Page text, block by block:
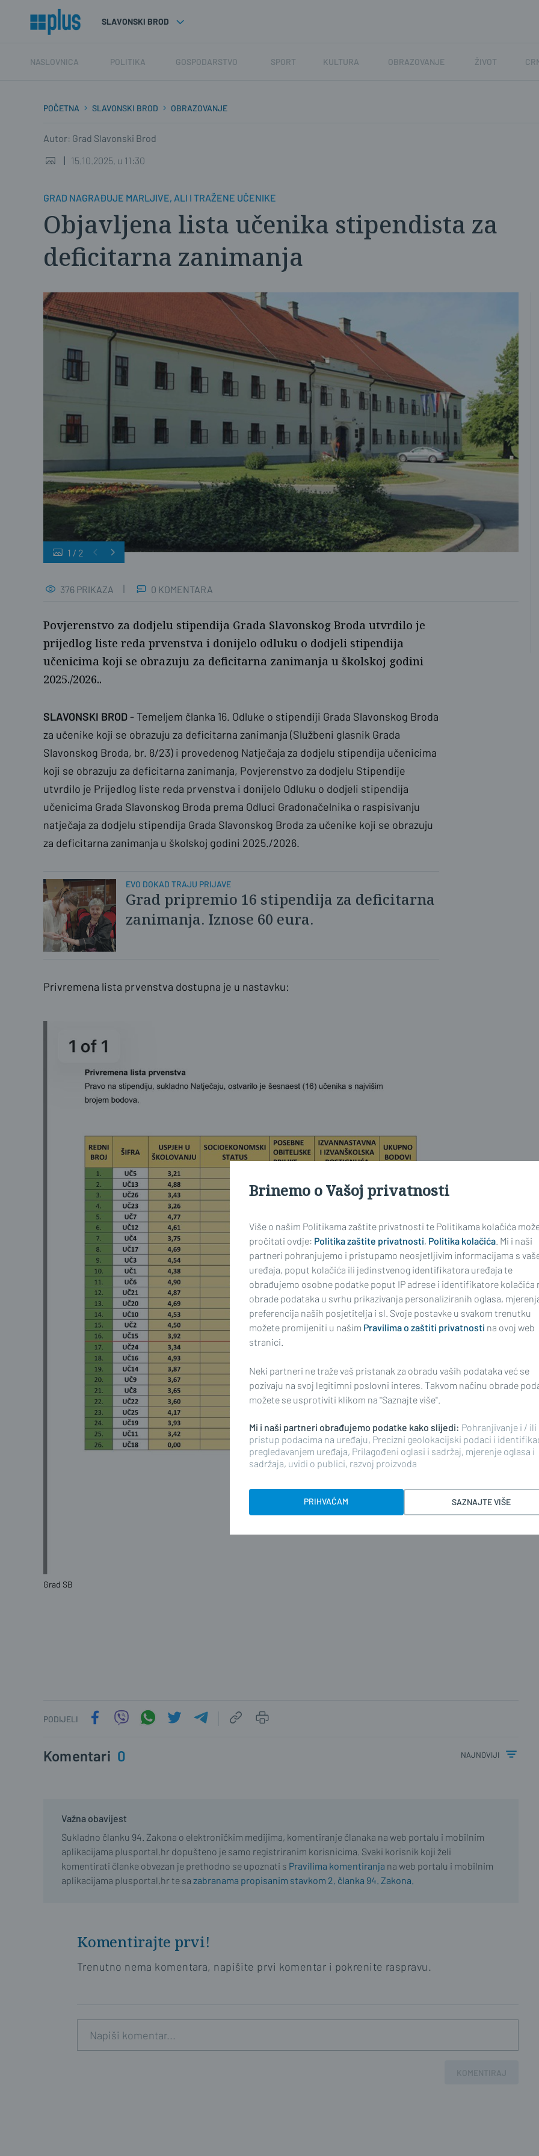
SLAVONSKI BROD
NASLOVNICA POLITIKA GOSPODARSTVO SPORT KULTURA OBRAZOVANJE ŽIVOT
POČETNA SLAVONSKI BROD OBRAZOVANJE
Autor: Grad Slavonski Brod
15.10.2025. u 11:30
GRAD NAGRAĐUJE MARLJIVE, ALI I TRAŽENE UČENIKE
Objavljena lista učenika stipendista za
deficitarna zanimanja
1 / 2
376 PRIKAZA 0 KOMENTARA
Povjerenstvo za dodjelu stipendija Grada Slavonskog Broda utvrdilo je
prijedlog liste reda prvenstva i donijelo odluku o dodjeli stipendija
učenicima koji se obrazuju za deficitarna zanimanja u školskoj godini
2025./2026..
SLAVONSKI BROD- Temeljem članka 16. Odluke o stipendiji Grada Slavonskog Broda
za učenike koji se obrazuju za deficitarna zanimanja (Službeni glasnik Grada
Slavonskog Broda, br. 8/23) i provedenog Natječaja za dodjelu stipendija učenicima
koji se obrazuju za deficitarna zanimanja, Povjerenstvo za dodjelu Stipendije
utvrdilo je Prijedlog liste reda prvenstva i donijelo Odluku o dodjeli stipendija
učenicima Grada Slavonskog Broda prema Odluci Gradonačelnika o raspisivanju
natječaja za dodjelu stipendija Grada Slavonskog Broda za učenike koji se obrazuju
za deficitarna zanimanja u školskoj godini 2025./2026.
EVO DOKAD TRAJU PRIJAVE
Grad pripremio 16 stipendija za deficitarna
zanimanja. Iznose 60 eura.
Privremena lista prvenstva dostupna je u nastavku:
Grad SB
PODIJELI
Komentari 0 najnoviji
Važna obavijest
Sukladno članku 94. Zakona o elektroničkim medijima, komentiranje članaka na web portalu i mobilnim
aplikacijama plusportal.hr dopušteno je samo registriranim korisnicima. Svaki korisnik koji želi
komentirati članke obvezan je prethodno se upoznati s Pravilima komentiranja na web portalu i mobilnim
aplikacijama plusportal.hr te sa zabranama propisanim stavkom 2. članka 94. Zakona.
Komentirajte prvi!
Trenutno nema komentara, napišite prvi komentar i pokrenite raspravu.
KOMENTIRAJ
Brinemo o Vašoj privatnosti
Više o našim Politikama zaštite privatnosti te Politikama kolačića
pročitati ovdje: Politika zaštite privatnosti, Politika kolačića . Mi i naši
partneri pohranjujemo i pristupamo neosjetljivim informacijama s
uređaja, poput kolačića ili jedinstvenog identifikatora uređaja te
obrađujemo osobne podatke poput IP adrese i identifikatore kolačića
obrade podataka u svrhu prikazivanja personaliziranih oglasa,
preferencija naših posjetitelja i sl. Svoje postavke u svakom trenutku
možete promijeniti u našim Pravilima o zaštiti privatnosti na ovoj web
stranici.
Neki partneri ne traže vaš pristanak za obradu vaših podataka već se
pozivaju na svoj legitimni poslovni interes. Takvom načinu obrade
možete se usprotiviti klikom na "Saznajte više".
Mi i naši partneri obrađujemo podatke kako slijedi: Pohranjivanje i / ili
pristup podacima na uređaju, Precizni geolokacijski podaci i
pregledavanjem uređaja, Prilagođeni oglasi i sadržaj, mjerenje oglasa i
sadržaja, uvidi o publici, razvoj proizvoda
PRIHVAĆAM SAZNAJTE VIŠE